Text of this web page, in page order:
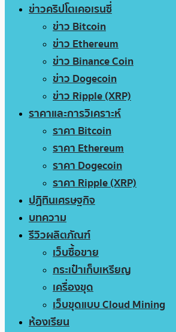
ข่าวคริปโตเคอเรนซี่
ข่าว Bitcoin
ข่าว Ethereum
ข่าว Binance Coin
ข่าว Dogecoin
ข่าว Ripple (XRP)
ราคาและการวิเคราะห์
ราคา Bitcoin
ราคา Ethereum
ราคา Dogecoin
ราคา Ripple (XRP)
ปฏิทินเศรษฐกิจ
บทความ
รีวิวผลิตภัณฑ์
เว็บซื้อขาย
กระเป๋าเก็บเหรียญ
เครื่องขุด
เว็บขุดแบบ Cloud Mining
ห้องเรียน